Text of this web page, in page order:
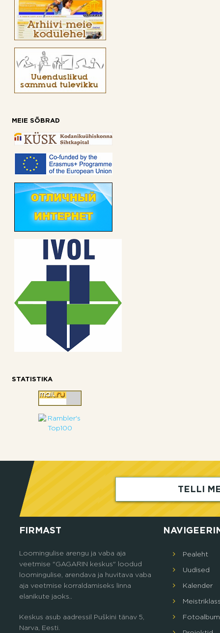
MEIE SÕBRAD
STATISTIKA
TELLI
FIRMAST
Loomingulise arengu ja vaba aja
veetmise "GAGARIN keskus" loodud
loomingulise, arendava ja huvitava vaba
aja veetmise korraldamiseks linna
elanikute jaoks..
Keskus asub aadressil Puškini tänav 5,
Narva, Eesti.
Pealeht
Uudised
Кalender
Fotoalbum